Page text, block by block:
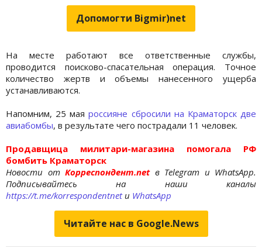
Допомогти Bigmir)net
На месте работают все ответственные службы,
проводится поисково-спасательная операция. Точное
количество жертв и объемы нанесенного ущерба
устанавливаются.
Напомним, 25 маяроссияне сбросили на Краматорск две
авиабомбы, в результате чего пострадали 11 человек.
Продавщица милитари-магазина помогала РФ
бомбить Краматорск
Новости отКорреспондент.net в Telegram и WhatsApp.
Подписывайтесь на наши каналы
https://t.me/korrespondentnetи WhatsApp
Читайте нас в Google.News